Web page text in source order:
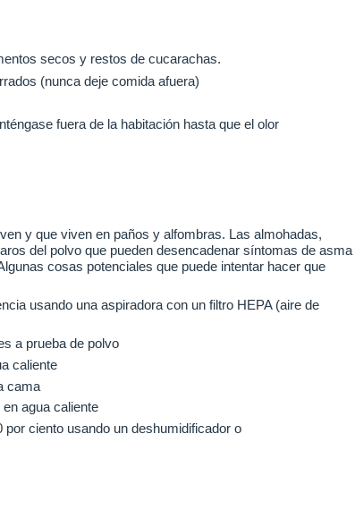
secos y restos de cucarachas.
(nunca deje comida afuera)
fuera de la habitación hasta que el olor
y que viven en paños y alfombras. Las almohadas,
del polvo que pueden desencadenar síntomas de asma
cosas potenciales que puede intentar hacer que
usando una aspiradora con un filtro HEPA (aire de
a prueba de polvo
caliente
cama
agua caliente
ciento usando un deshumidificador o